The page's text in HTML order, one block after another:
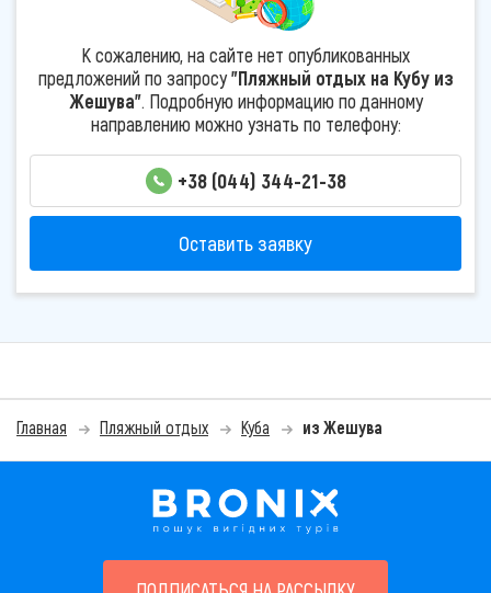
К сожалению, на сайте нет опубликованных
предложений по запросу"Пляжный отдых на Кубу из
Жешува". Подробную информацию по данному
направлению можно узнать по телефону:
+38 (044) 344-21-38
Оставить заявку
Главная Пляжный отдых Куба из Жешува